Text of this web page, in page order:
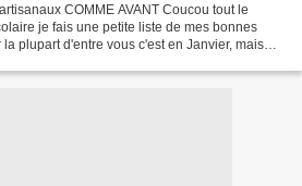
COMME AVANT Coucou tout le
je fais une petite liste de mes bonnes
plupart d'entre vous c'est en Janvier, mais